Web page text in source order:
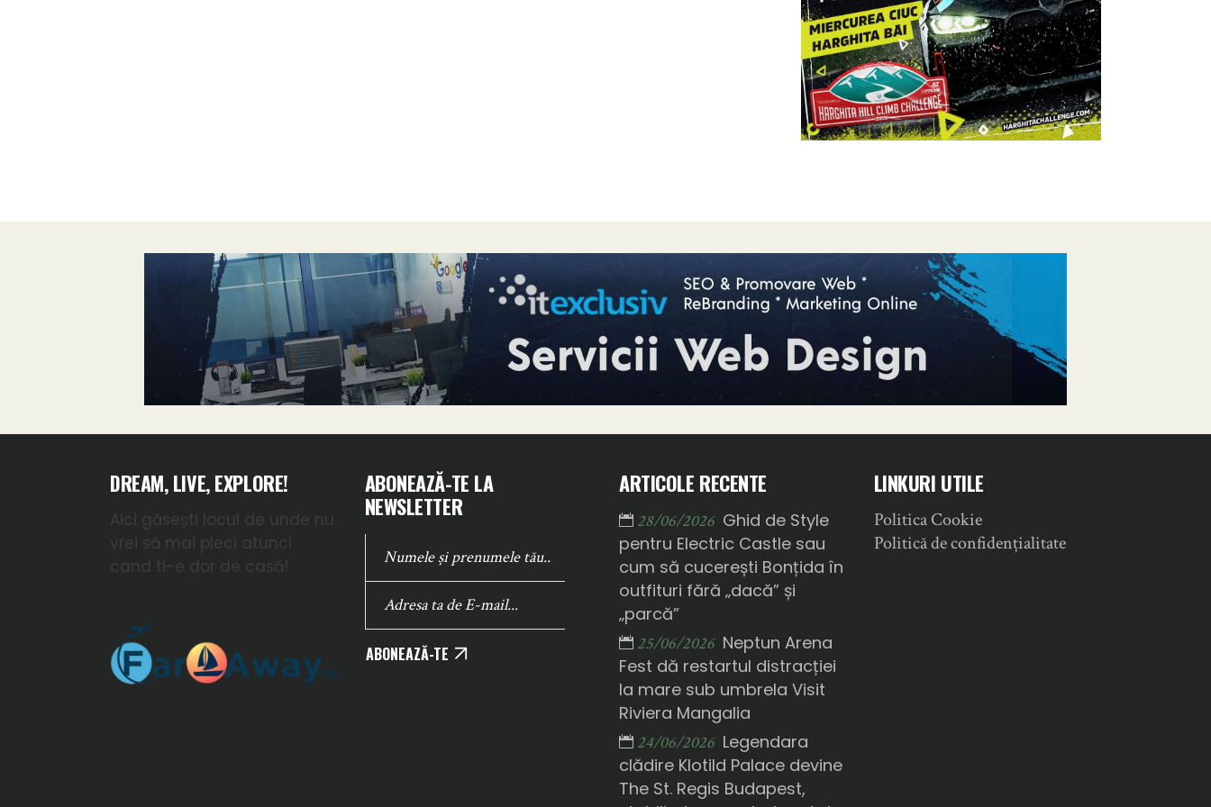
DREAM, LIVE, EXPLORE!
Aici găsești locul de unde nu
vrei să mai pleci atunci
cand ti-e dor de casă!
ABONEAZĂ-TE LA
NEWSLETTER
ABONEAZĂ-TE
ARTICOLE RECENTE
28/06/2026 Ghid de Style
pentru Electric Castle sau
cum să cucerești Bonțida în
outfituri fără „dacă” și
„parcă”
25/06/2026 Neptun Arena
Fest dă restartul distracției
la mare sub umbrela Visit
Riviera Mangalia
24/06/2026 Legendara
clădire Klotild Palace devine
The St. Regis Budapest,
LINKURI UTILE
Politica Cookie
Politică de confidențialitate